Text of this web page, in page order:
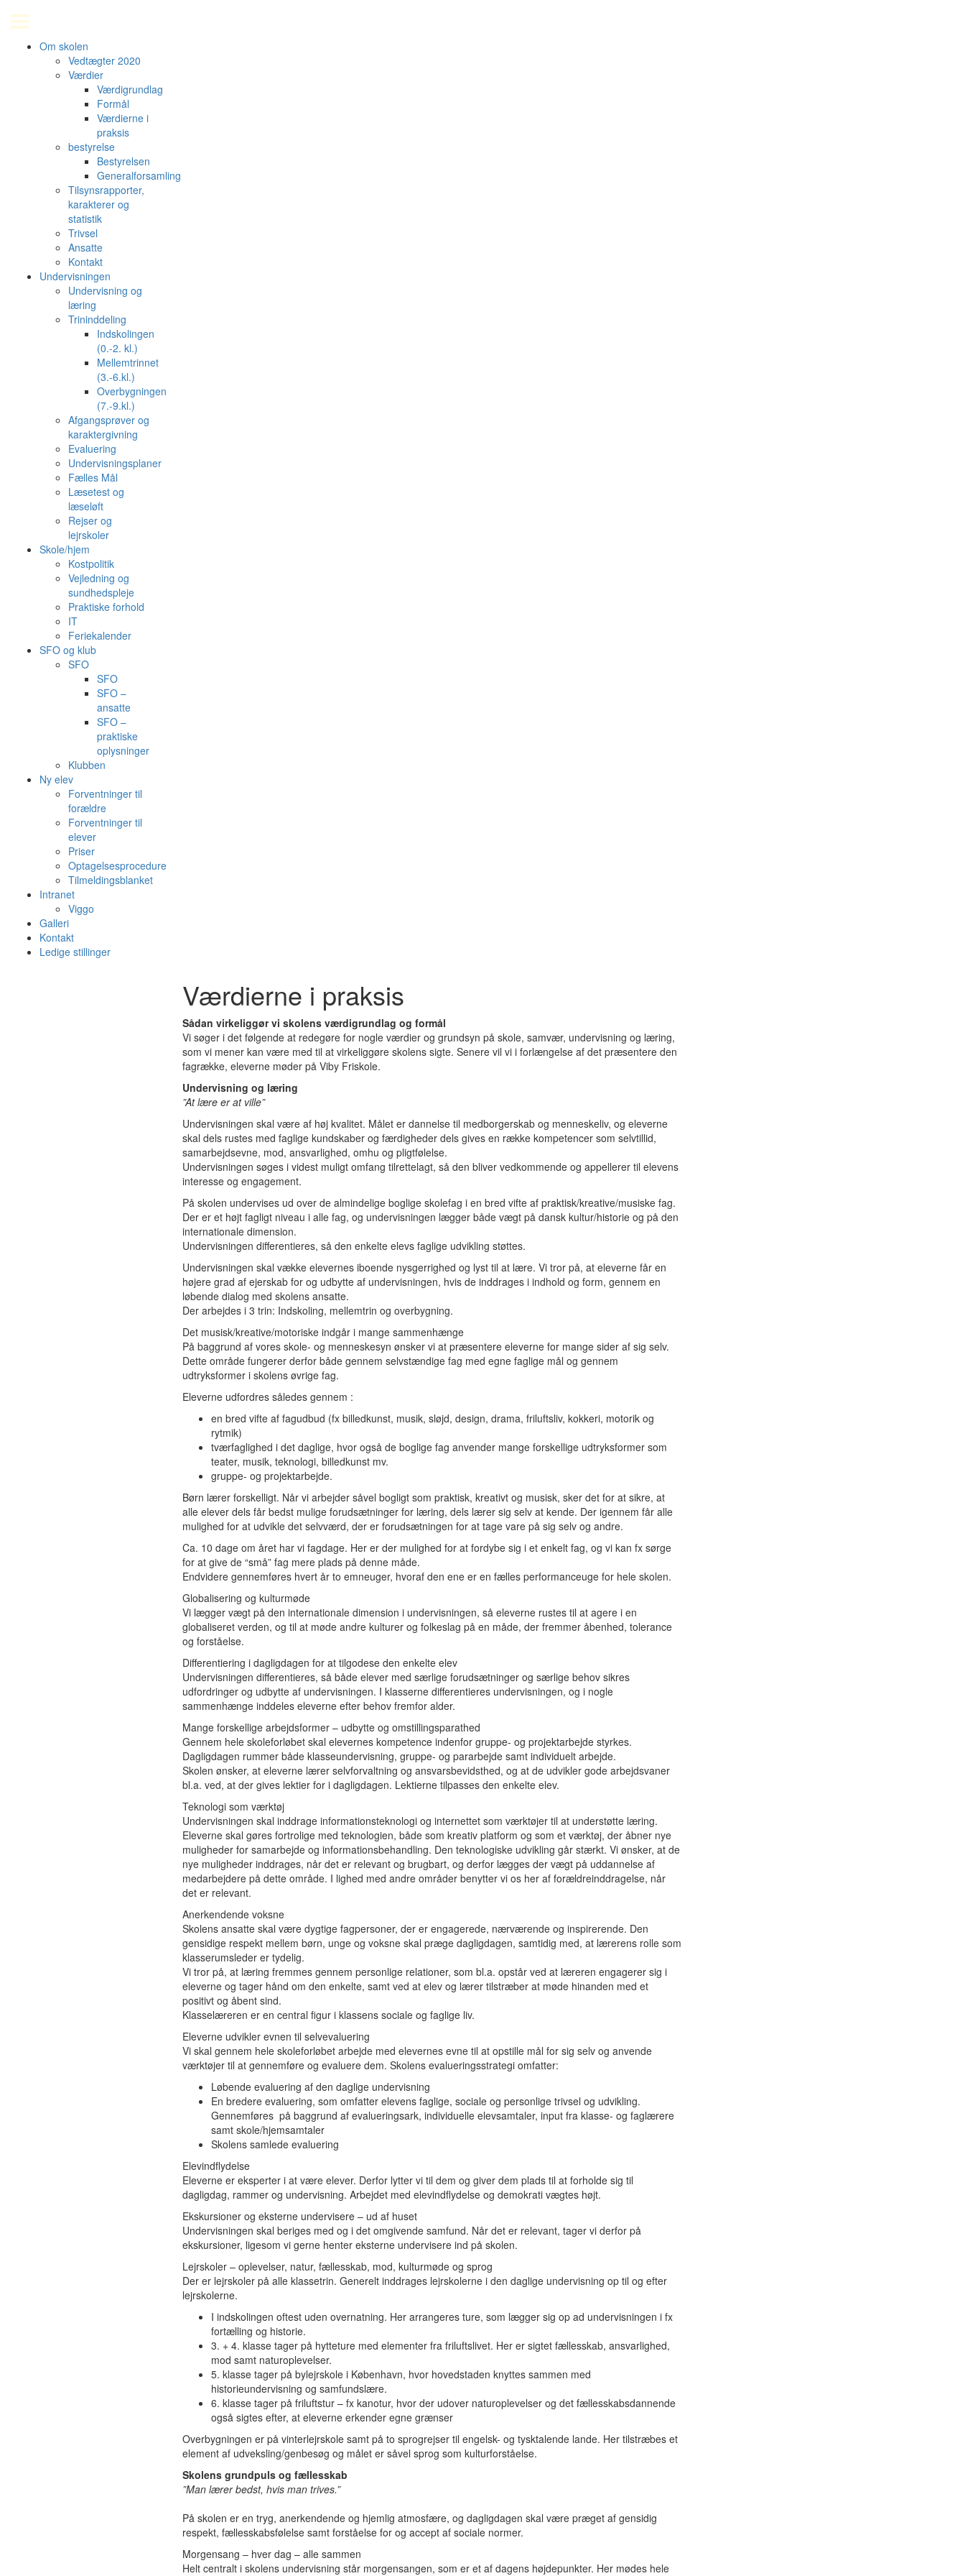
Om skolen
Vedtægter 2020
Værdier
Værdigrundlag
Formål
Værdierne i
praksis
bestyrelse
Bestyrelsen
Generalforsamling
Tilsynsrapporter,
karakterer og
statistik
Trivsel
Ansatte
Kontakt
Undervisningen
Undervisning og
læring
Trininddeling
Indskolingen
(0.-2. kl.)
Mellemtrinnet
(3.-6.kl.)
Overbygningen
(7.-9.kl.)
Afgangsprøver og
karaktergivning
Evaluering
Undervisningsplaner
Fælles Mål
Læsetest og
læseløft
Rejser og
lejrskoler
Skole/hjem
Kostpolitik
Vejledning og
sundhedspleje
Praktiske forhold
IT
Feriekalender
SFO og klub
SFO
SFO
SFO –
ansatte
SFO –
praktiske
oplysninger
Klubben
Ny elev
Forventninger til
forældre
Forventninger til
elever
Priser
Optagelsesprocedure
Tilmeldingsblanket
Intranet
Viggo
Galleri
Kontakt
Ledige stillinger
Værdierne i praksis
Sådan virkeliggør vi skolens værdigrundlag og formål
Vi søger i det følgende at redegøre for nogle værdier og grundsyn på skole, samvær, undervisning og læring,
som vi mener kan være med til at virkeliggøre skolens sigte. Senere vil vi i forlængelse af det præsentere den
fagrække, eleverne møder på Viby Friskole.
Undervisning og læring
”At lære er at ville”
Undervisningen skal være af høj kvalitet. Målet er dannelse til medborgerskab og menneskeliv, og eleverne
skal dels rustes med faglige kundskaber og færdigheder dels gives en række kompetencer som selvtillid,
samarbejdsevne, mod, ansvarlighed, omhu og pligtfølelse.
Undervisningen søges i videst muligt omfang tilrettelagt, så den bliver vedkommende og appellerer til elevens
interesse og engagement.
På skolen undervises ud over de almindelige boglige skolefag i en bred vifte af praktisk/kreative/musiske fag.
Der er et højt fagligt niveau i alle fag, og undervisningen lægger både vægt på dansk kultur/historie og på den
internationale dimension.
Undervisningen differentieres, så den enkelte elevs faglige udvikling støttes.
Undervisningen skal vække elevernes iboende nysgerrighed og lyst til at lære. Vi tror på, at eleverne får en
højere grad af ejerskab for og udbytte af undervisningen, hvis de inddrages i indhold og form, gennem en
løbende dialog med skolens ansatte.
Der arbejdes i 3 trin: Indskoling, mellemtrin og overbygning.
Det musisk/kreative/motoriske indgår i mange sammenhænge
På baggrund af vores skole- og menneskesyn ønsker vi at præsentere eleverne for mange sider af sig selv.
Dette område fungerer derfor både gennem selvstændige fag med egne faglige mål og gennem
udtryksformer i skolens øvrige fag.
Eleverne udfordres således gennem :
en bred vifte af fagudbud (fx billedkunst, musik, sløjd, design, drama, friluftsliv, kokkeri, motorik og
rytmik)
tværfaglighed i det daglige, hvor også de boglige fag anvender mange forskellige udtryksformer som
teater, musik, teknologi, billedkunst mv.
gruppe- og projektarbejde.
Børn lærer forskelligt. Når vi arbejder såvel bogligt som praktisk, kreativt og musisk, sker det for at sikre, at
alle elever dels får bedst mulige forudsætninger for læring, dels lærer sig selv at kende. Der igennem får alle
mulighed for at udvikle det selvværd, der er forudsætningen for at tage vare på sig selv og andre.
Ca. 10 dage om året har vi fagdage. Her er der mulighed for at fordybe sig i et enkelt fag, og vi kan fx sørge
for at give de “små” fag mere plads på denne måde.
Endvidere gennemføres hvert år to emneuger, hvoraf den ene er en fælles performanceuge for hele skolen.
Globalisering og kulturmøde
Vi lægger vægt på den internationale dimension i undervisningen, så eleverne rustes til at agere i en
globaliseret verden, og til at møde andre kulturer og folkeslag på en måde, der fremmer åbenhed, tolerance
og forståelse.
Differentiering i dagligdagen for at tilgodese den enkelte elev
Undervisningen differentieres, så både elever med særlige forudsætninger og særlige behov sikres
udfordringer og udbytte af undervisningen. I klasserne differentieres undervisningen, og i nogle
sammenhænge inddeles eleverne efter behov fremfor alder.
Mange forskellige arbejdsformer – udbytte og omstillingsparathed
Gennem hele skoleforløbet skal elevernes kompetence indenfor gruppe- og projektarbejde styrkes.
Dagligdagen rummer både klasseundervisning, gruppe- og pararbejde samt individuelt arbejde.
Skolen ønsker, at eleverne lærer selvforvaltning og ansvarsbevidsthed, og at de udvikler gode arbejdsvaner
bl.a. ved, at der gives lektier for i dagligdagen. Lektierne tilpasses den enkelte elev.
Teknologi som værktøj
Undervisningen skal inddrage informationsteknologi og internettet som værktøjer til at understøtte læring.
Eleverne skal gøres fortrolige med teknologien, både som kreativ platform og som et værktøj, der åbner nye
muligheder for samarbejde og informationsbehandling. Den teknologiske udvikling går stærkt. Vi ønsker, at de
nye muligheder inddrages, når det er relevant og brugbart, og derfor lægges der vægt på uddannelse af
medarbejdere på dette område. I lighed med andre områder benytter vi os her af forældreinddragelse, når
det er relevant.
Anerkendende voksne
Skolens ansatte skal være dygtige fagpersoner, der er engagerede, nærværende og inspirerende. Den
gensidige respekt mellem børn, unge og voksne skal præge dagligdagen, samtidig med, at lærerens rolle som
klasserumsleder er tydelig.
Vi tror på, at læring fremmes gennem personlige relationer, som bl.a. opstår ved at læreren engagerer sig i
eleverne og tager hånd om den enkelte, samt ved at elev og lærer tilstræber at møde hinanden med et
positivt og åbent sind.
Klasselæreren er en central figur i klassens sociale og faglige liv.
Eleverne udvikler evnen til selvevaluering
Vi skal gennem hele skoleforløbet arbejde med elevernes evne til at opstille mål for sig selv og anvende
værktøjer til at gennemføre og evaluere dem. Skolens evalueringsstrategi omfatter:
Løbende evaluering af den daglige undervisning
En bredere evaluering, som omfatter elevens faglige, sociale og personlige trivsel og udvikling.
Gennemføres på baggrund af evalueringsark, individuelle elevsamtaler, input fra klasse- og faglærere
samt skole/hjemsamtaler
Skolens samlede evaluering
Elevindflydelse
Eleverne er eksperter i at være elever. Derfor lytter vi til dem og giver dem plads til at forholde sig til
dagligdag, rammer og undervisning. Arbejdet med elevindflydelse og demokrati vægtes højt.
Ekskursioner og eksterne undervisere – ud af huset
Undervisningen skal beriges med og i det omgivende samfund. Når det er relevant, tager vi derfor på
ekskursioner, ligesom vi gerne henter eksterne undervisere ind på skolen.
Lejrskoler – oplevelser, natur, fællesskab, mod, kulturmøde og sprog
Der er lejrskoler på alle klassetrin. Generelt inddrages lejrskolerne i den daglige undervisning op til og efter
lejrskolerne.
I indskolingen oftest uden overnatning. Her arrangeres ture, som lægger sig op ad undervisningen i fx
fortælling og historie.
3. + 4. klasse tager på hytteture med elementer fra friluftslivet. Her er sigtet fællesskab, ansvarlighed,
mod samt naturoplevelser.
5. klasse tager på bylejrskole i København, hvor hovedstaden knyttes sammen med
historieundervisning og samfundslære.
6. klasse tager på friluftstur – fx kanotur, hvor der udover naturoplevelser og det fællesskabsdannende
også sigtes efter, at eleverne erkender egne grænser
Overbygningen er på vinterlejrskole samt på to sprogrejser til engelsk- og tysktalende lande. Her tilstræbes et
element af udveksling/genbesøg og målet er såvel sprog som kulturforståelse.
Skolens grundpuls og fællesskab
”Man lærer bedst, hvis man trives.”
På skolen er en tryg, anerkendende og hjemlig atmosfære, og dagligdagen skal være præget af gensidig
respekt, fællesskabsfølelse samt forståelse for og accept af sociale normer.
Morgensang – hver dag – alle sammen
Helt centralt i skolens undervisning står morgensangen, som er et af dagens højdepunkter. Her mødes hele